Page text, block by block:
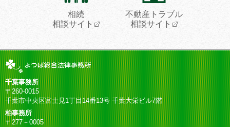
相続
相談サイト
不動産トラブル
相談サイト
千葉事務所
〒260-0015
千葉市中央区富士見1丁目14番13号 千葉大栄ビル7階
柏事務所
〒277－0005